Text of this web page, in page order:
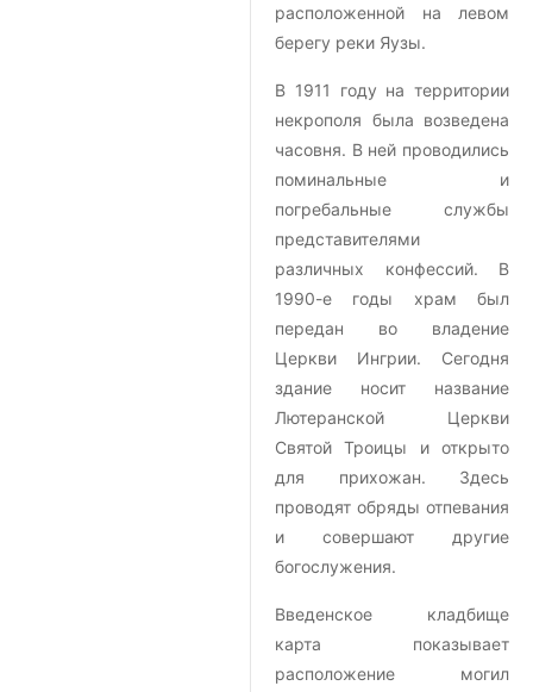
расположенной на левом
берегу реки Яузы.
В 1911 году на территории
некрополя была возведена
часовня. В ней проводились
поминальные и
погребальные службы
представителями
различных конфессий. В
1990-е годы храм был
передан во владение
Церкви Ингрии. Сегодня
здание носит название
Лютеранской Церкви
Святой Троицы и открыто
для прихожан. Здесь
проводят обряды отпевания
и совершают другие
богослужения.
Введенское кладбище
карта показывает
расположение могил